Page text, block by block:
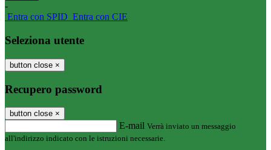
-
Entra con SPID Entra con CIE
Seleziona utente
button close ×
Recupero password
button close ×
E-mail Verrà inviato un messaggio
all'indirizzo indicato con le istruzioni necessarie.